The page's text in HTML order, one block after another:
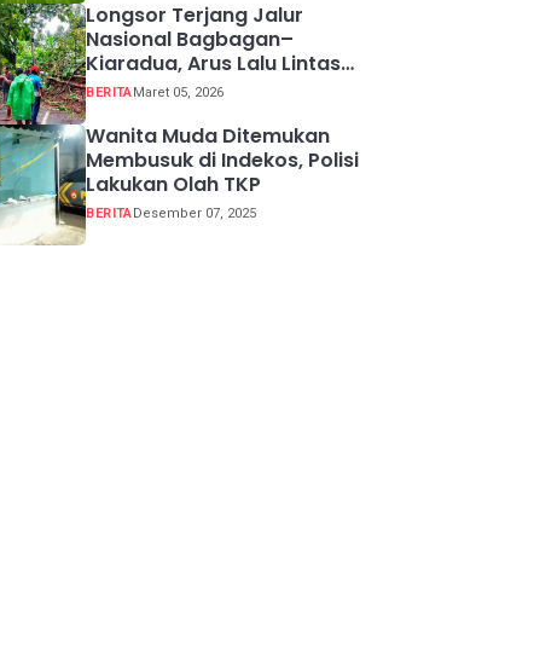
Longsor Terjang Jalur
Nasional Bagbagan–
Kiaradua, Arus Lalu Lintas
Buka Tutup
BERITA Maret 05, 2026
Wanita Muda Ditemukan
Membusuk di Indekos, Polisi
Lakukan Olah TKP
BERITA Desember 07, 2025